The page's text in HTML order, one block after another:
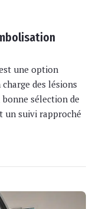
une option
des lésions
sélection de
un suivi rapproché